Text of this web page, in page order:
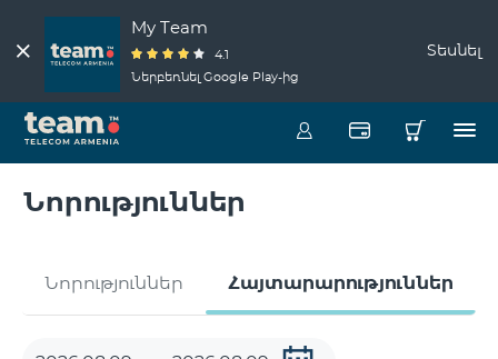
My Team
4.1
Ներբեռնել Google Play-ից
Տեսնել
Նորություններ
Նորություններ Հայտարարություններ